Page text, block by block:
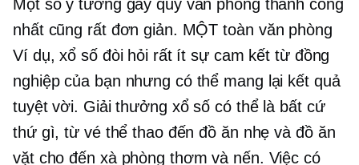
Một số ý tưởng gây quỹ văn phòng thành công
nhất cũng rất đơn giản. MỘTtoàn văn phòng
Ví dụ, xổ số đòi hỏi rất ít sự cam kết từ đồng
nghiệp của bạn nhưng có thể mang lại kết quả
tuyệt vời. Giải thưởng xổ số có thể là bất cứ
thứ gì, từ vé thể thao đến đồ ăn nhẹ và đồ ăn
vặt cho đến xà phòng thơm và nến. Việc có